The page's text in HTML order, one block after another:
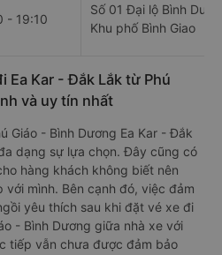
- 19:10
Số 01 Đại lộ Bình
Khu phố Bình Giao
Ea Kar - Đắk Lắk từ Phú
và uy tín nhất
Giáo - Bình Dương Ea Kar - Đắk
dạng sự lựa chọn. Đây cũng có
hàng khách không biết nên
với mình. Bên cạnh đó, việc đảm
yêu thích sau khi đặt vé xe đi
- Bình Dương giữa nhà xe với
tiếp vẫn chưa được đảm bảo